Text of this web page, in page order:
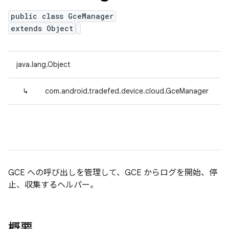
public class GceManager
extends Object
java.lang.Object
↳ com.android.tradefed.device.cloud.GceManager
GCE への呼び出しを管理して、GCE からログを開始、停
止、収集するヘルパー。